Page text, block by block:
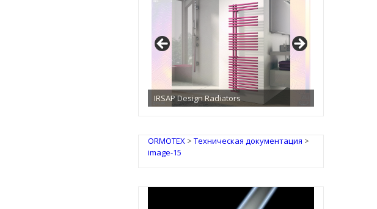
IRSAP Design Radiators
ORMOTEX> Техническая документация >
image-15